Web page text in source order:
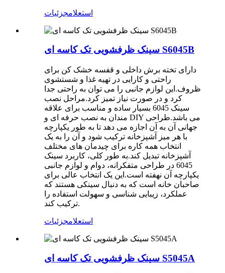
استعلامجزئیات
سینک ظرفشویی تک کاسه ای S6045B
دارای تخته برش داخلی و قفسه خشک کن برای
راحتی و کارایی در تهیه غذا و شستشوی
ظروف.این لوازم جانبی را می توان به راحتی جدا
کرد و در صورت نیاز تمیز کرد.مراحل نصب
سینک 6045 بسیار ساده و مناسب برای علاقه
مندان به نصب حرفه ای و DIY می باشد.طراحی
جهانی آن به آن اجازه می دهد تا به طور یکپارچه
با هر میز آشپزخانه ترکیب شود و آن را به یک
انتخاب همه کاره برای چیدمان های مختلف
آشپزخانه تبدیل کند.به طور کلی، کاربرد سینک
6045 در طراحی متفکرانه، دوام و لوازم جانبی
یکپارچه آن نهفته است.این یک انتخاب عالی برای
صاحبان خانه است که به دنبال سینکی هستند که
عملکرد، زیبایی شناسی و سهولت استفاده را
ترکیب کند.
استعلامجزئیات
سینک ظرفشویی تک کاسه ای S5045A